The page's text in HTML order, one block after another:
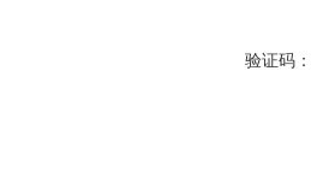
验证码：